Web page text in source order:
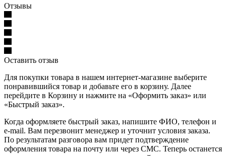
Отзывы
Оставить отзыв
Для покупки товара в нашем интернет-магазине выберите
понравившийся товар и добавьте его в корзину. Далее
перейдите в Корзину и нажмите на «Оформить заказ» или
«Быстрый заказ».
Когда оформляете быстрый заказ, напишите ФИО, телефон и
e-mail. Вам перезвонит менеджер и уточнит условия заказа.
По результатам разговора вам придет подтверждение
оформления товара на почту или через СМС. Теперь останется